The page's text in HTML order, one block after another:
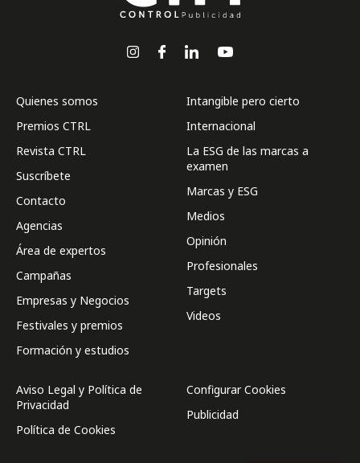
Quienes somos
Premios CTRL
Revista CTRL
Suscríbete
Contacto
Agencias
Área de expertos
Campañas
Empresas y Negocios
Festivales y premios
Formación y estudios
Intangible pero cierto
Internacional
La ESG de las marcas a
examen
Marcas y ESG
Medios
Opinión
Profesionales
Targets
Videos
Aviso Legal y Política de
Privacidad
Política de Cookies
Configurar Cookies
Publicidad